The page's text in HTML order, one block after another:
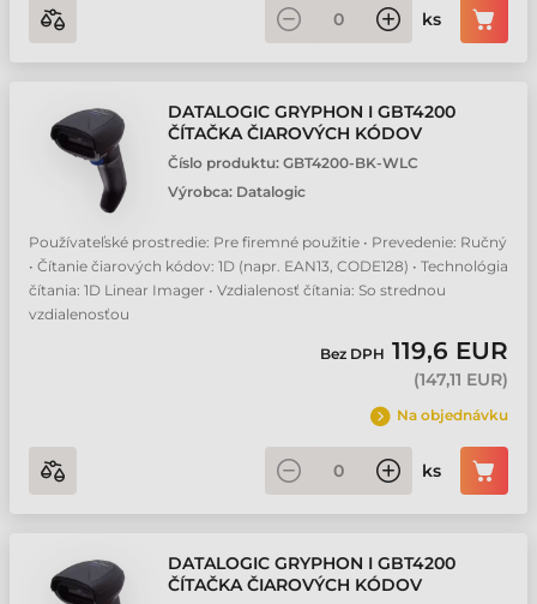
ks
DATALOGIC GRYPHON I GBT4200
ČÍTAČKA ČIAROVÝCH KÓDOV
Číslo produktu: GBT4200-BK-WLC
Výrobca: Datalogic
Používateľské prostredie: Pre firemné použitie • Prevedenie: Ručný
• Čítanie čiarových kódov: 1D (napr. EAN13, CODE128) • Technológia
čítania: 1D Linear Imager • Vzdialenosť čítania: So strednou
vzdialenosťou
Bez DPH 119,6 EUR
(147,11 EUR)
Na objednávku
ks
DATALOGIC GRYPHON I GBT4200
ČÍTAČKA ČIAROVÝCH KÓDOV